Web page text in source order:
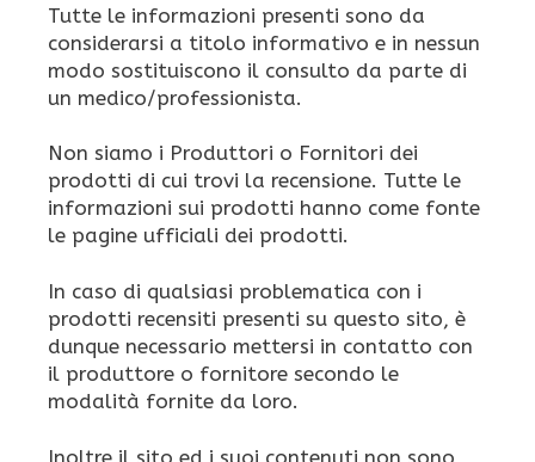
Tutte le informazioni presenti sono da
considerarsi a titolo informativo e in nessun
modo sostituiscono il consulto da parte di
un medico/professionista.
Non siamo i Produttori o Fornitori dei
prodotti di cui trovi la recensione. Tutte le
informazioni sui prodotti hanno come fonte
le pagine ufficiali dei prodotti.
In caso di qualsiasi problematica con i
prodotti recensiti presenti su questo sito, è
dunque necessario mettersi in contatto con
il produttore o fornitore secondo le
modalità fornite da loro.